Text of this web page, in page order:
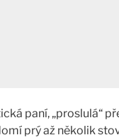
paní, „proslulá“
prý až několik